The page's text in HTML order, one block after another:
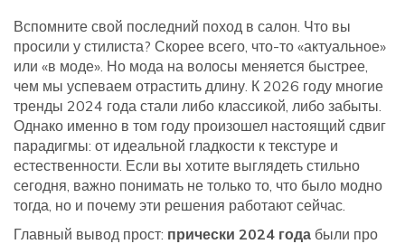
Вспомните свой последний поход в салон. Что вы
просили у стилиста? Скорее всего, что-то «актуальное»
или «в моде». Но мода на волосы меняется быстрее,
чем мы успеваем отрастить длину. К 2026 году многие
тренды 2024 года стали либо классикой, либо забыты.
Однако именно в том году произошел настоящий сдвиг
парадигмы: от идеальной гладкости к текстуре и
естественности. Если вы хотите выглядеть стильно
сегодня, важно понимать не только то, что было модно
тогда, но и почему эти решения работают сейчас.
Главный вывод прост: прически 2024 года были про